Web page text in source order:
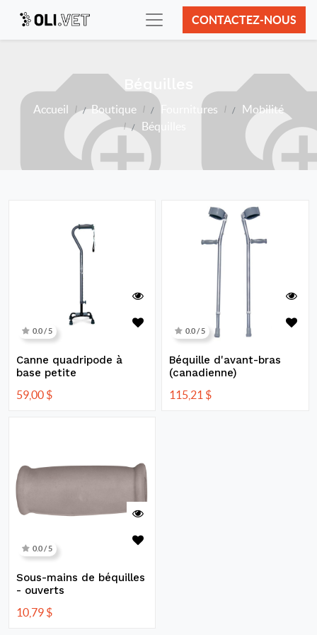
CONTACTEZ-NOUS
Accueil Boutique Fournitures
Mobilité
Béquilles
0.0 / 5
Canne quadripode à
base petite
59,00$
0.0 / 5
Béquille d'avant-bras
(canadienne)
115,21 $
0.0 / 5
Sous-mains de béquilles
- ouverts
10,79$